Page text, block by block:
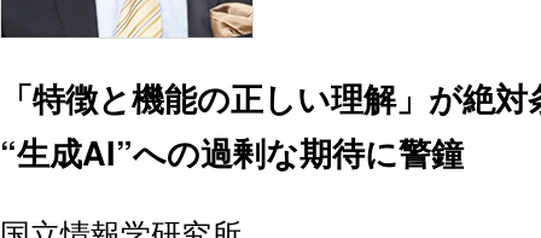
「特徴と機能の正しい理解」が絶対
“生成AI”への過剰な期待に警鐘